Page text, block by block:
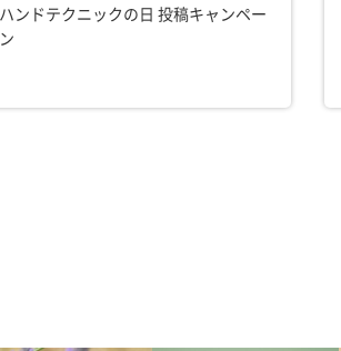
ハンドテクニックの日 投稿キャンペー
ン